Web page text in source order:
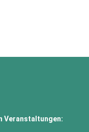
Veranstaltungen: